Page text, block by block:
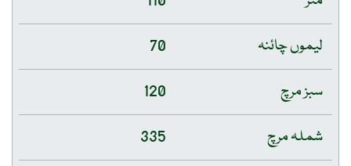
لیموں چائنہ
70
سبز مرچ
120
شملہ مرچ
335